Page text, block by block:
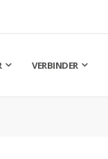
VERBINDER